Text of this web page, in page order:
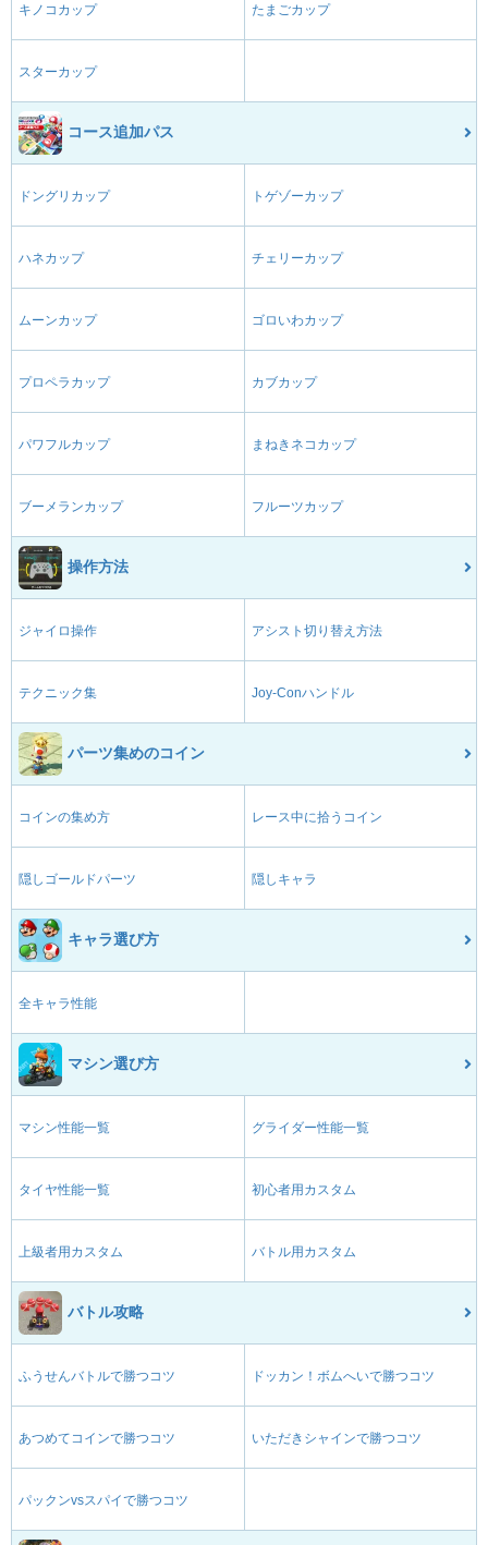
キノコカップ たまごカップ
スターカップ
コース追加パス
ドングリカップ トゲゾーカップ
ハネカップ チェリーカップ
ムーンカップ ゴロいわカップ
プロペラカップ カブカップ
パワフルカップ まねきネコカップ
ブーメランカップ フルーツカップ
操作方法
ジャイロ操作 アシスト切り替え方法
テクニック集 Joy-Conハンドル
パーツ集めのコイン
コインの集め方 レース中に拾うコイン
隠しゴールドパーツ 隠しキャラ
キャラ選び方
全キャラ性能
マシン選び方
マシン性能一覧 グライダー性能一覧
タイヤ性能一覧 初心者用カスタム
上級者用カスタム バトル用カスタム
バトル攻略
ふうせんバトルで勝つコツ ドッカン！ボムへいで勝つコツ
あつめてコインで勝つコツ いただきシャインで勝つコツ
パックンvsスパイで勝つコツ